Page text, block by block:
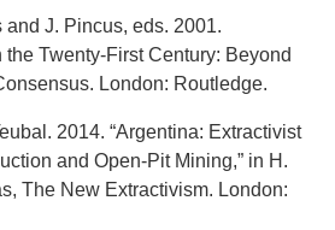
and J. Pincus, eds. 2001.
Twenty-First Century: Beyond
London: Routledge.
2014. “Argentina: Extractivist
and Open-Pit Mining,” in H.
The New Extractivism. London: